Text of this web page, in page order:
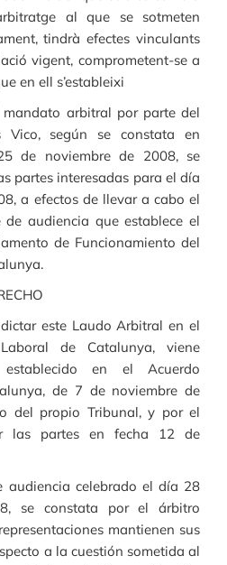
al que se sotmeten
tindrà efectes vinculants
vigent, comprometent-se a
en ell s’estableixi
mandato arbitral por parte del
Vico, según se constata en
de noviembre de 2008, se
partes interesadas para el día
a efectos de llevar a cabo el
de audiencia que establece el
de Funcionamiento del
este Laudo Arbitral en el
de Catalunya, viene
en el Acuerdo
de 7 de noviembre de
del propio Tribunal, y por el
las partes en fecha 12 de
audiencia celebrado el día 28
se constata por el árbitro
mantienen sus
a la cuestión sometida al